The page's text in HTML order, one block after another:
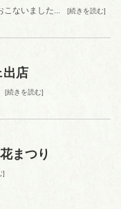
こないました... [続きを読む]
出店
[続きを読む]
まつり
]